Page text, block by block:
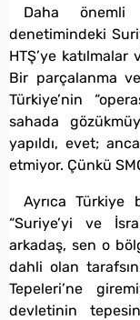
Daha önemli
denetimindeki
HTŞ’ye katılmalar
Bir parçalanma
Türkiye’nin
sahada
yapıldı, evet;
etmiyor. Çünkü
Ayrıca
“Suriye’yi ve
arkadaş, sen o
dahli olan
Tepeleri’ne
devletinin